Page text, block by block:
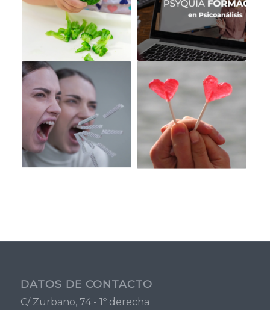
DATOS DE CONTACTO
C/ Zurbano, 74 - 1º derecha